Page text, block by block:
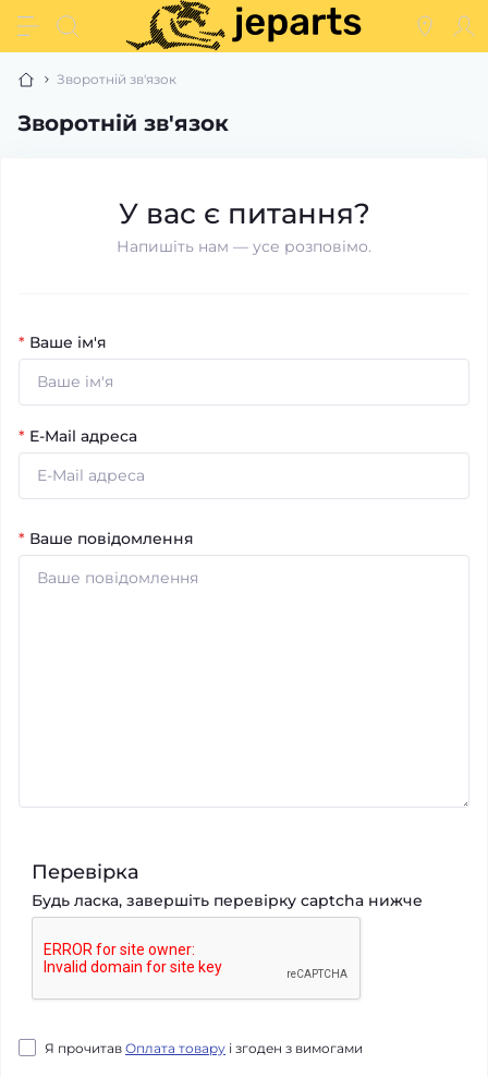
Зворотній зв'язок
Зворотній зв'язок
У вас є питання?
Напишіть нам — усе розповімо.
* Ваше ім'я
* E-Mail адреса
* Ваше повідомлення
Перевірка
Будь ласка, завершіть перевірку captcha нижче
Я прочитав Оплата товару і згоден з вимогами